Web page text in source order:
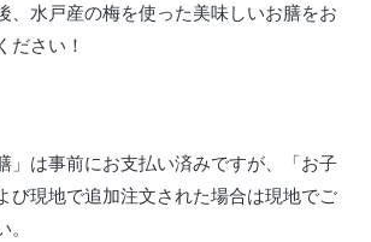
、水戸産の梅を使った美味しいお膳をお
ださい！
」は事前にお支払い済みですが、「お子
び現地で追加注文された場合は現地でご